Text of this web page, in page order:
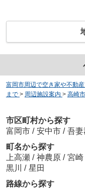
富岡市周辺で空き家や不動
まで > 周辺施設案内 > 高崎市
市区町村から探す
富岡市 / 安中市 / 吾
町名から探す
上高瀬 / 神農原 / 宮崎
黒川 / 星田
路線から探す